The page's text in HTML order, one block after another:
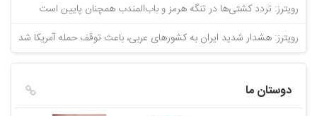
رویترز: تردد کشتی‌ها در تنگه هرمز و باب‌المندب همچنان پایین است
رویترز: هشدار شدید ایران به کشورهای عربی، باعث توقف حمله آمریکا شد
دوستان ما